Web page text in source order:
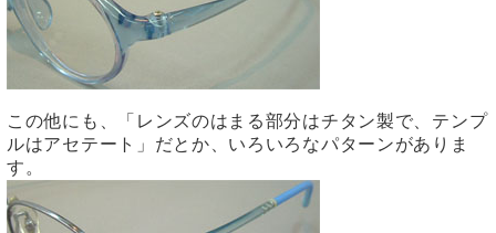
この他にも、「レンズのはまる部分はチタン製で、テンプ
ルはアセテート」だとか、いろいろなパターンがありま
す。